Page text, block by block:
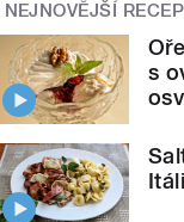
NEJNOVĚJŠÍ
s